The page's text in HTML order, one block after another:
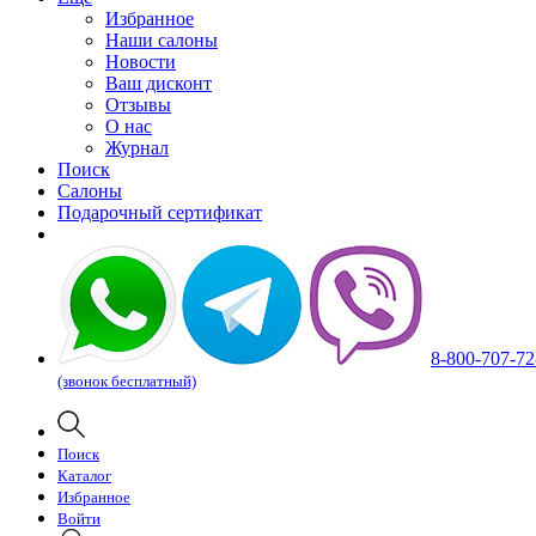
Избранное
Наши салоны
Новости
Ваш дисконт
Отзывы
О нас
Журнал
Поиск
Салоны
Подарочный сертификат
8-800-707-
(звонок бесплатный)
Поиск
Каталог
Избранное
Войти